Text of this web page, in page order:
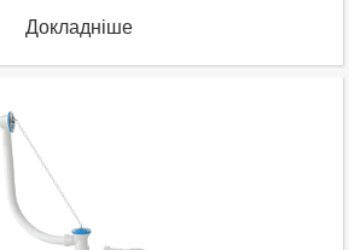
Докладніше